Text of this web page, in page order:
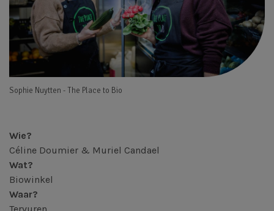
Sophie Nuytten - The Place to Bio
Wie?
Céline Doumier & Muriel Candael
Wat?
Biowinkel
Waar?